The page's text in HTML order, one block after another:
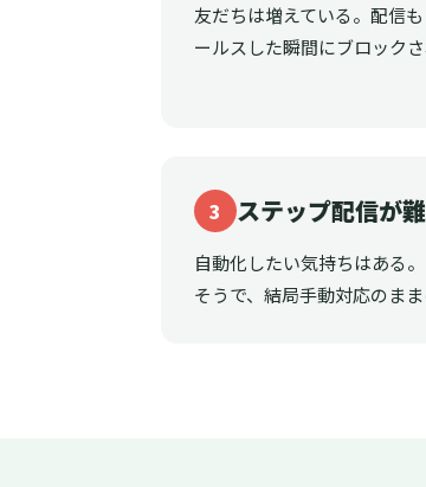
友だちは増えている。配信
ールスした瞬間にブロックさ
3 ステップ配信が
自動化したい気持ちはある
そうで、結局手動対応のまま